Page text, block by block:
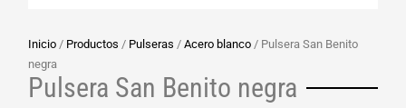
Inicio / Productos / Pulseras /Acero blanco / Pulsera San Benito
negra
Pulsera San Benito negra